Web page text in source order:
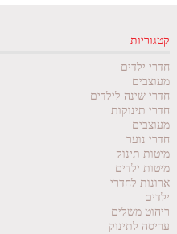
קטגוריות
חדרי ילדים
מעוצבים
חדרי שינה לילדים
חדרי תינוקות
מעוצבים
חדרי נוער
מיטות תינוק
מיטות ילדים
ארונות לחדרי
ילדים
ריהוט משלים
עריסה לתינוק